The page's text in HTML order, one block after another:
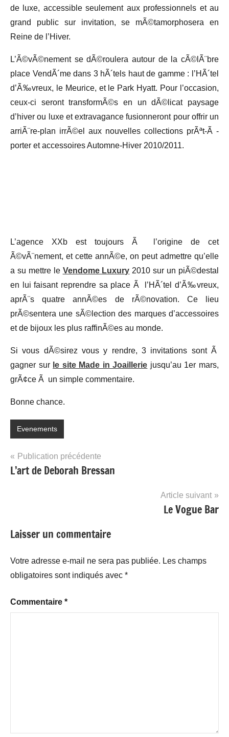
de luxe, accessible seulement aux professionnels et au
grand public sur invitation, se mÃ©tamorphosera en
Reine de l’Hiver.
L’Ã©vÃ©nement se dÃ©roulera autour de la cÃ©lÃ¨bre
place VendÃ´me dans 3 hÃ´tels haut de gamme : l’HÃ´tel
d’Ã‰vreux, le Meurice, et le Park Hyatt. Pour l’occasion,
ceux-ci seront transformÃ©s en un dÃ©licat paysage
d’hiver ou luxe et extravagance fusionneront pour offrir un
arriÃ¨re-plan irrÃ©el aux nouvelles collections prÃªt-Ã -
porter et accessoires Automne-Hiver 2010/2011.
L’agence XXb est toujours Ã l’origine de cet
Ã©vÃ¨nement, et cette annÃ©e, on peut admettre qu’elle
a su mettre le Vendome Luxury 2010 sur un piÃ©destal
en lui faisant reprendre sa place Ã l’HÃ´tel d’Ã‰vreux,
aprÃ¨s quatre annÃ©es de rÃ©novation. Ce lieu
prÃ©sentera une sÃ©lection des marques d’accessoires
et de bijoux les plus raffinÃ©es au monde.
Si vous dÃ©sirez vous y rendre, 3 invitations sont Ã
gagner sur le site Made in Joaillerie jusqu’au 1er mars,
grÃ¢ce Ã un simple commentaire.
Bonne chance.
Evenements
Navigation
de
Publication précédente
L’art de Deborah Bressan
Article suivant
Le Vogue Bar
Laisser un commentaire
Votre adresse e-mail ne sera pas publiée. Les champs
obligatoires sont indiqués avec *
Commentaire *